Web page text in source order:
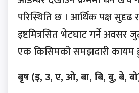
परिस्थिति छ । आर्थिक पक्ष सुदृढ
इष्टमित्रसित भेटघाट गर्ने अवसर
एक किसिमको समझदारी कायम
बृष (इ, उ, ए, ओ, बा, बि, बु, बे,